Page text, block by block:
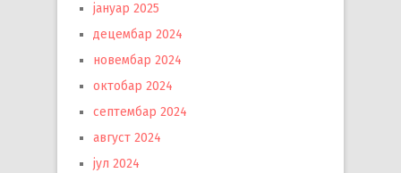
јануар 2025
децембар 2024
новембар 2024
октобар 2024
септембар 2024
август 2024
јул 2024